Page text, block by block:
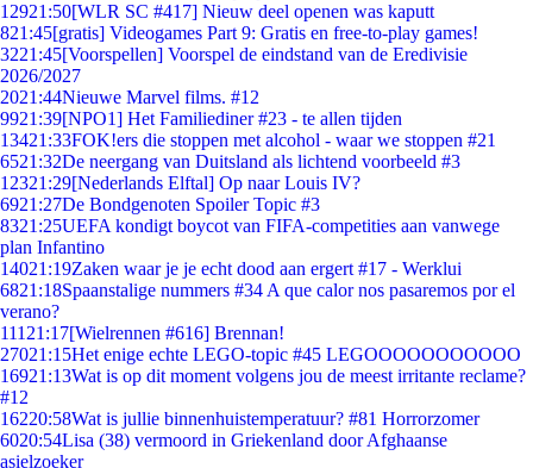
12921:50[WLR SC #417] Nieuw deel openen was kaputt
821:45[gratis] Videogames Part 9: Gratis en free-to-play games!
3221:45[Voorspellen] Voorspel de eindstand van de Eredivisie
2026/2027
2021:44Nieuwe Marvel films. #12
9921:39[NPO1] Het Familiediner #23 - te allen tijden
13421:33FOK!ers die stoppen met alcohol - waar we stoppen #21
6521:32De neergang van Duitsland als lichtend voorbeeld #3
12321:29[Nederlands Elftal] Op naar Louis IV?
6921:27De Bondgenoten Spoiler Topic #3
8321:25UEFA kondigt boycot van FIFA-competities aan vanwege
plan Infantino
14021:19Zaken waar je je echt dood aan ergert #17 - Werklui
6821:18Spaanstalige nummers #34 A que calor nos pasaremos por el
verano?
111 21:17[Wielrennen #616] Brennan!
27021:15Het enige echte LEGO-topic #45 LEGOOOOOOOOOOO
16921:13Wat is op dit moment volgens jou de meest irritante reclame?
#12
16220:58Wat is jullie binnenhuistemperatuur? #81 Horrorzomer
6020:54Lisa (38) vermoord in Griekenland door Afghaanse
asielzoeker